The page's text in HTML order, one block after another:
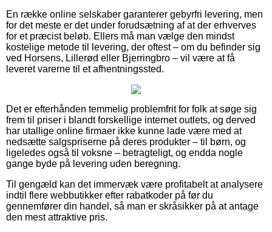
En række online selskaber garanterer gebyrfri levering, men
for det meste er det under forudsætning af at der erhverves
for et præcist beløb. Ellers må man vælge den mindst
kostelige metode til levering, der oftest – om du befinder sig
ved Horsens, Lillerød eller Bjerringbro – vil være at få
leveret varerne til et afhentningssted.
Det er efterhånden temmelig problemfrit for folk at søge sig
frem til priser i blandt forskellige internet outlets, og derved
har utallige online firmaer ikke kunne lade være med at
nedsætte salgspriserne på deres produkter – til børn, og
ligeledes også til voksne – betragteligt, og endda nogle
gange byde på levering uden beregning.
Til gengæld kan det immervæk være profitabelt at analysere
indtil flere webbutikker efter rabatkoder på før du
gennemfører din handel, så man er skråsikker på at antage
den mest attraktive pris.